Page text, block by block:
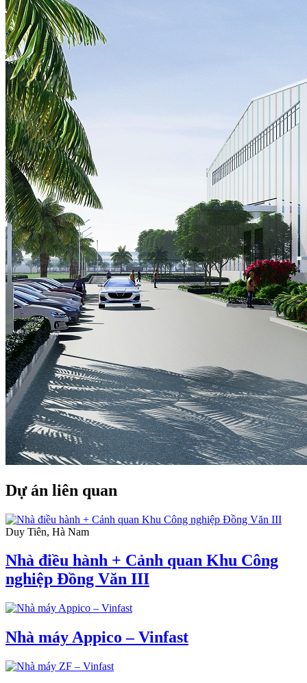
Dự án liên quan
Duy Tiên, Hà Nam
Nhà điều hành + Cảnh quan Khu Công
nghiệp Đồng Văn III
Nhà máy Appico – Vinfast